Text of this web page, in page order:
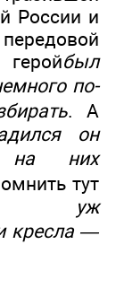
России и
был
по-
. А
он
них
тут
уж
кресла —